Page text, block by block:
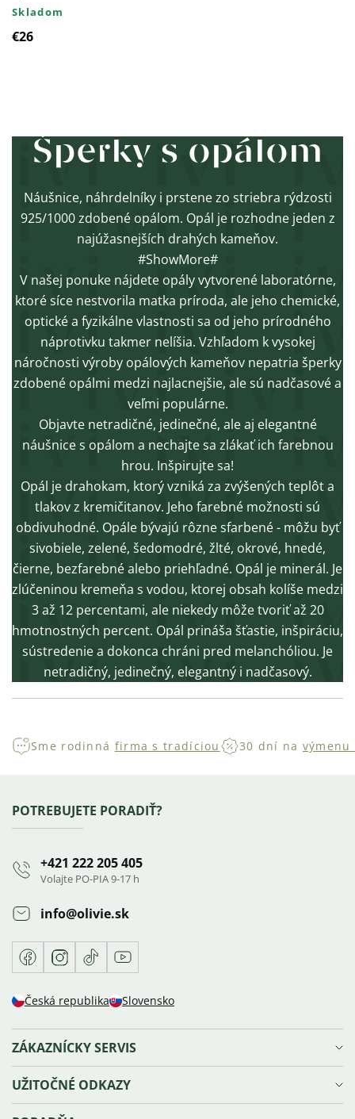
Skladom
€26
prvky
výpisu
Šperky s opálom
Náušnice, náhrdelníky i prstene zo striebra rýdzosti
925/1000 zdobené opálom. Opál je rozhodne jeden z
najúžasnejších drahých kameňov.
#ShowMore#
V našej ponuke nájdete opály vytvorené laboratórne,
ktoré síce nestvorila matka príroda, ale jeho chemické,
optické a fyzikálne vlastnosti sa od jeho prírodného
náprotivku takmer nelíšia. Vzhľadom k vysokej
náročnosti výroby opálových kameňov nepatria šperky
zdobené opálmi medzi najlacnejšie, ale sú nadčasové a
veľmi populárne.
Objavte netradičné, jedinečné, ale aj elegantné
náušnice s opálom a nechajte sa zlákať ich farebnou
hrou. Inšpirujte sa!
Opál je drahokam, ktorý vzniká za zvýšených teplôt a
tlakov z kremičitanov. Jeho farebné možnosti sú
obdivuhodné. Opále bývajú rôzne sfarbené - môžu byť
sivobiele, zelené, šedomodré, žlté, okrové, hnedé,
čierne, bezfarebné alebo priehľadné. Opál je minerál. Je
zlúčeninou kremeňa s vodou, ktorej obsah kolíše medzi
3 až 12 percentami, ale niekedy môže tvoriť až 20
hmotnostných percent. Opál prináša šťastie, inšpiráciu,
sústredenie a dokonca chráni pred melanchóliou. Je
netradičný, jedinečný, elegantný i nadčasový.
Sme rodinná firma s tradíciou 30 dní na
Zápätie
POTREBUJETE PORADIŤ?
+421 222 205 405
Volajte PO-PIA 9-17 h
info@olivie.sk
FacebookInstagram
TikTokYoutube
Česká republika Slovensko
ZÁKAZNÍCKY SERVIS
Doprava a platba
Reklamácie, výmena a vrátenie tovaru
Ochrana osobných údajov
UŽITOČNÉ ODKAZY
Vernostný program Olivie⁺